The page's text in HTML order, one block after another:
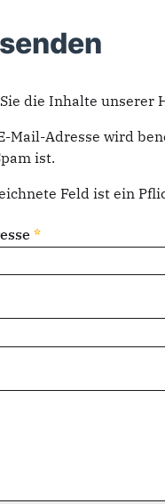
die Inhalte unserer
Mail-Adresse wird
ist.
Feld ist ein
*